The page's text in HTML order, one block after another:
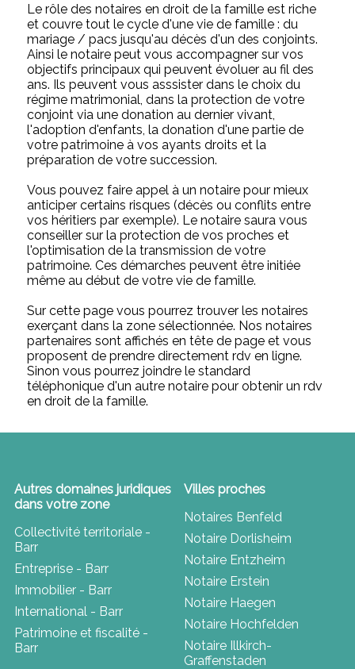
Le rôle des notaires en droit de la famille est riche
et couvre tout le cycle d'une vie de famille : du
mariage / pacs jusqu'au décès d'un des conjoints.
Ainsi le notaire peut vous accompagner sur vos
objectifs principaux qui peuvent évoluer au fil des
ans. Ils peuvent vous asssister dans le choix du
régime matrimonial, dans la protection de votre
conjoint via une donation au dernier vivant,
l'adoption d'enfants, la donation d'une partie de
votre patrimoine à vos ayants droits et la
préparation de votre succession.
Vous pouvez faire appel à un notaire pour mieux
anticiper certains risques (décès ou conflits entre
vos héritiers par exemple). Le notaire saura vous
conseiller sur la protection de vos proches et
l'optimisation de la transmission de votre
patrimoine. Ces démarches peuvent être initiée
même au début de votre vie de famille.
Sur cette page vous pourrez trouver les notaires
exerçant dans la zone sélectionnée. Nos notaires
partenaires sont affichés en tête de page et vous
proposent de prendre directement rdv en ligne.
Sinon vous pourrez joindre le standard
téléphonique d'un autre notaire pour obtenir un rdv
en droit de la famille.
Autres domaines juridiques
dans votre zone
Collectivité territoriale -
Barr
Entreprise - Barr
Immobilier - Barr
International - Barr
Patrimoine et fiscalité -
Barr
Villes proches
Notaires Benfeld
Notaire Dorlisheim
Notaire Entzheim
Notaire Erstein
Notaire Haegen
Notaire Hochfelden
Notaire Illkirch-
Graffenstaden